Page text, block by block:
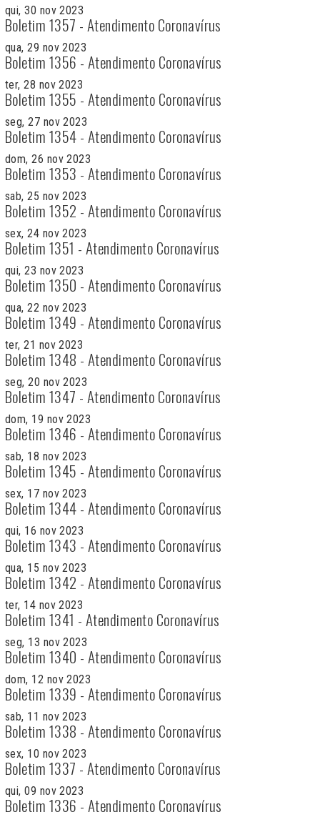
qui, 30 nov 2023
Boletim 1357 - Atendimento Coronavírus
qua, 29 nov 2023
Boletim 1356 - Atendimento Coronavírus
ter, 28 nov 2023
Boletim 1355 - Atendimento Coronavírus
seg, 27 nov 2023
Boletim 1354 - Atendimento Coronavírus
dom, 26 nov 2023
Boletim 1353 - Atendimento Coronavírus
sab, 25 nov 2023
Boletim 1352 - Atendimento Coronavírus
sex, 24 nov 2023
Boletim 1351 - Atendimento Coronavírus
qui, 23 nov 2023
Boletim 1350 - Atendimento Coronavírus
qua, 22 nov 2023
Boletim 1349 - Atendimento Coronavírus
ter, 21 nov 2023
Boletim 1348 - Atendimento Coronavírus
seg, 20 nov 2023
Boletim 1347 - Atendimento Coronavírus
dom, 19 nov 2023
Boletim 1346 - Atendimento Coronavírus
sab, 18 nov 2023
Boletim 1345 - Atendimento Coronavírus
sex, 17 nov 2023
Boletim 1344 - Atendimento Coronavírus
qui, 16 nov 2023
Boletim 1343 - Atendimento Coronavírus
qua, 15 nov 2023
Boletim 1342 - Atendimento Coronavírus
ter, 14 nov 2023
Boletim 1341 - Atendimento Coronavírus
seg, 13 nov 2023
Boletim 1340 - Atendimento Coronavírus
dom, 12 nov 2023
Boletim 1339 - Atendimento Coronavírus
sab, 11 nov 2023
Boletim 1338 - Atendimento Coronavírus
sex, 10 nov 2023
Boletim 1337 - Atendimento Coronavírus
qui, 09 nov 2023
Boletim 1336 - Atendimento Coronavírus